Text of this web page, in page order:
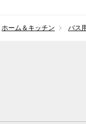
ホーム＆キッチン バス